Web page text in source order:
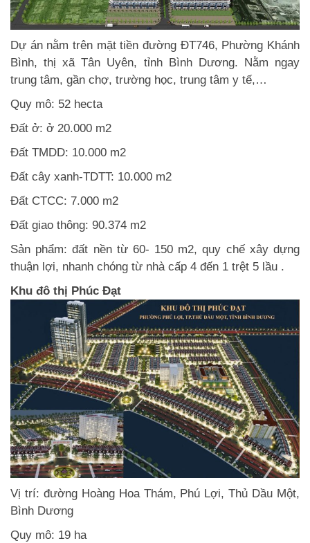
Dự án nằm trên mặt tiền đường ĐT746, Phường Khánh
Bình, thị xã Tân Uyên, tỉnh Bình Dương. Nằm ngay
trung tâm, gần chợ, trường học, trung tâm y tế,…
Quy mô: 52 hecta
Đất ở: ở 20.000 m2
Đất TMDD: 10.000 m2
Đất cây xanh-TDTT: 10.000 m2
Đất CTCC: 7.000 m2
Đất giao thông: 90.374 m2
Sản phẩm: đất nền từ 60- 150 m2, quy chế xây dựng
thuận lợi, nhanh chóng từ nhà cấp 4 đến 1 trệt 5 lầu .
Khu đô thị Phúc Đạt
Vị trí: đường Hoàng Hoa Thám, Phú Lợi, Thủ Dầu Một,
Bình Dương
Quy mô: 19 ha